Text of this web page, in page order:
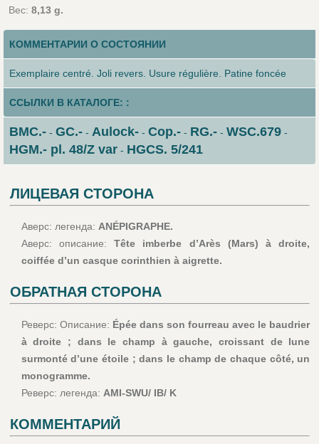
Вес: 8,13 g.
КОММЕНТАРИИ О СОСТОЯНИИ
Exemplaire centré. Joli revers. Usure régulière. Patine foncée
ССЫЛКИ В КАТАЛОГЕ: :
BMC.-- GC.-- Aulock-- Cop.-- RG.-- WSC.679-
HGM.- pl. 48/Z var- HGCS. 5/241
ЛИЦЕВАЯ СТОРОНА
Аверс: легенда: ANÉPIGRAPHE.
Аверс: описание:Tête imberbe d’Arès (Mars) à droite,
coiffée d’un casque corinthien à aigrette.
ОБРАТНАЯ СТОРОНА
Реверс: Описание: Épée dans son fourreau avec le baudrier
à droite ; dans le champ à gauche, croissant de lune
surmonté d’une étoile ; dans le champ de chaque côté, un
monogramme.
Реверс: легенда: AMI-SWU/ IB/ K
КОММЕНТАРИЙ